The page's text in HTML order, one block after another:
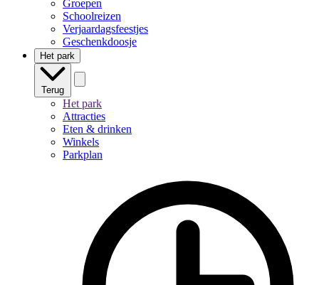
Groepen
Schoolreizen
Verjaardagsfeestjes
Geschenkdoosje
Het park
Terug
Het park
Attracties
Eten & drinken
Winkels
Parkplan